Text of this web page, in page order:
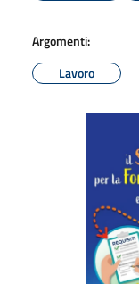
Argomenti:
Lavoro